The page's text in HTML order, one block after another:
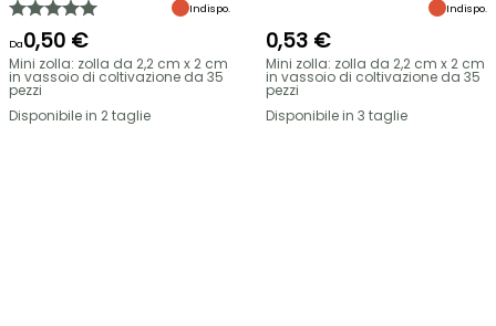
Indispo.
Da0,50 €
Mini zolla: zolla da 2,2 cm x 2 cm
in vassoio di coltivazione da 35
pezzi
Disponibile in 2 taglie
Indispo.
0,53 €
Mini zolla: zolla da 2,2 cm x 2 cm
in vassoio di coltivazione da 35
pezzi
Disponibile in 3 taglie